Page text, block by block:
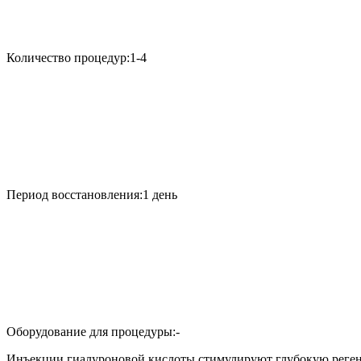
Количество процедур:1-4
Период восстановления:1 день
Оборудование для процедуры:-